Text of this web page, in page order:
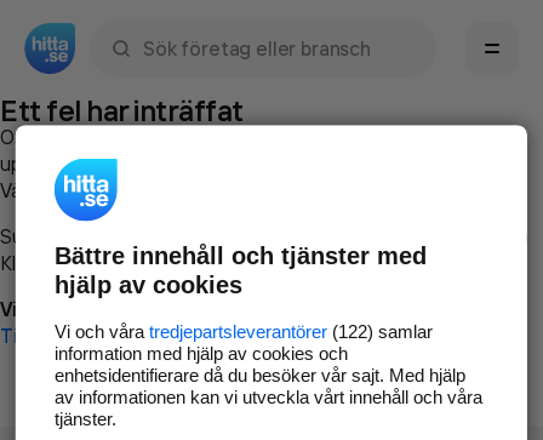
Ett fel har inträffat
Om du vill kan du
uppstod så att vi lättare och snabbare kan avhjälpa det.
Vänligen försök med följande:
Surfa till
Klicka påTillbaka-knappen i webbläsaren och försök igen
Vi beklagar besväret!
Till startsidan
Bättre innehåll och tjänster med
hjälp av cookies
Vi och våra tredjepartsleverantörer(122) samlar
information med hjälp av cookies och
enhetsidentifierare då du besöker vår sajt. Med hjälp
av informationen kan vi utveckla vårt innehåll och våra
tjänster.